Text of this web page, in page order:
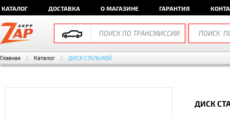
КАТАЛОГ ДОСТАВКА О МАГАЗИНЕ ГАРАНТИЯ
Главная Каталог ДИСК СТАЛЬНОЙ
ДИСК